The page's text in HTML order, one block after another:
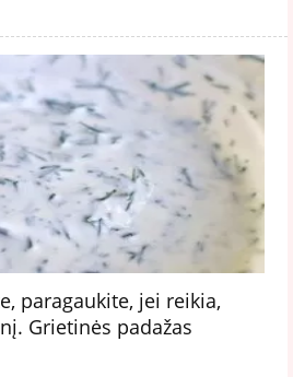
paragaukite, jei reikia,
Grietinės padažas